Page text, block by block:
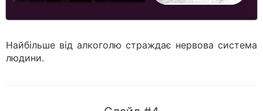
Найбільше від алкоголю страждає нервова система
людини.